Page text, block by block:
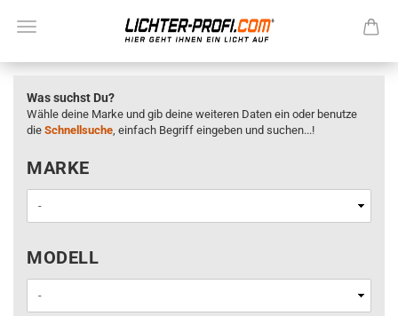
Was suchst Du?
Wähle deine Marke und gib deine weiteren Daten ein oder benutze
die Schnellsuche, einfach Begriff eingeben und suchen...!
MARKE
MARKE
MODELL
MODELL